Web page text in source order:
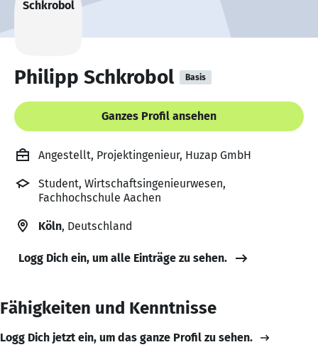
Philipp Schkrobol Basis
Ganzes Profil ansehen
Angestellt, Projektingenieur, Huzap GmbH
Student, Wirtschaftsingenieurwesen,
Fachhochschule Aachen
Köln, Deutschland
Logg Dich ein, um alle Einträge zu sehen.
Fähigkeiten und Kenntnisse
Logg Dich jetzt ein, um das ganze Profil zu sehen.